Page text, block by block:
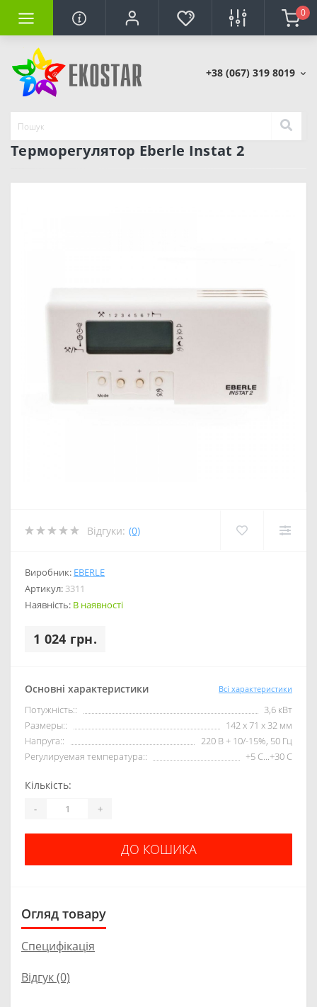
0
+38 (067) 319 8019
Терморегулятор Eberle Instat 2
Відгуки: (0)
Виробник: EBERLE
Артикул: 3311
Наявність: В наявності
1 024 грн.
Основні характеристики Всі характеристики
Потужність::
3,6 кВт
Размеры::
142 x 71 x 32 мм
Напруга::
220 В + 10/-15%, 50 Гц
Регулируемая температура::
+5 С...+30 С
Кількість:
- +
ДО КОШИКА
Огляд товару
Специфікація
Відгук (0)